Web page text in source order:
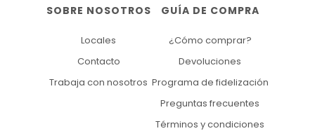
GUÍA DE COMPRA
¿Cómo comprar?
Devoluciones
Programa de fidelización
Preguntas frecuentes
Términos y condiciones
SOBRE NOSOTROS
Locales
Contacto
Trabaja con nosotros